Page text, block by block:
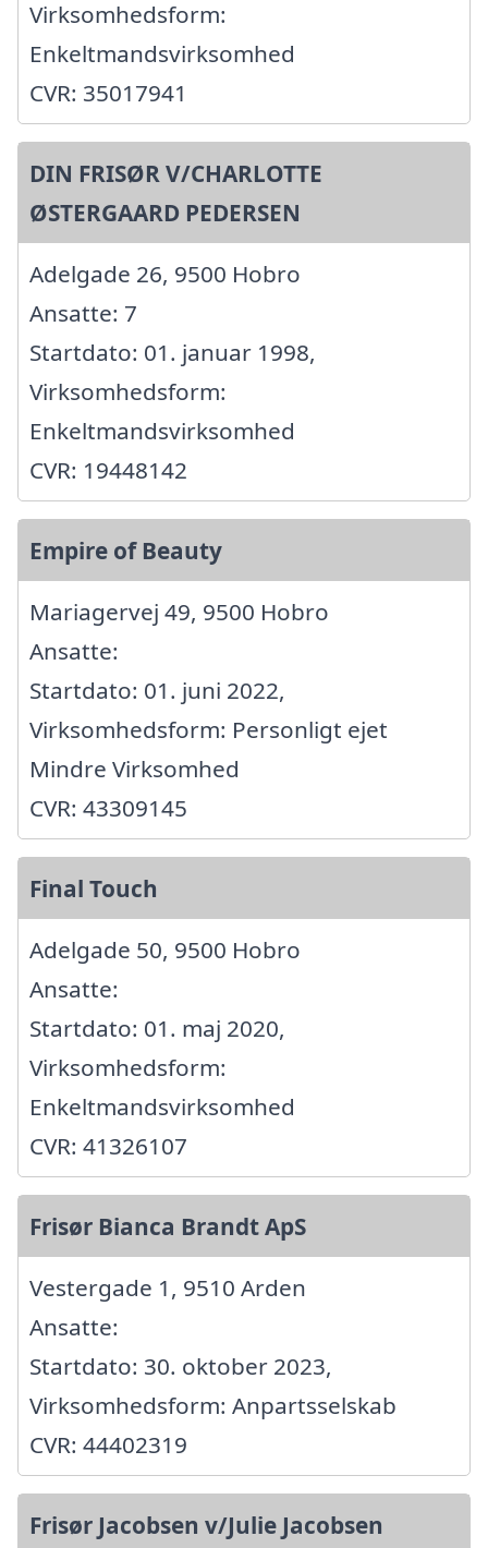
Virksomhedsform:
Enkeltmandsvirksomhed
CVR: 35017941
DIN FRISØR V/CHARLOTTE
ØSTERGAARD PEDERSEN
Adelgade 26, 9500 Hobro
Ansatte: 7
Startdato: 01. januar 1998,
Virksomhedsform:
Enkeltmandsvirksomhed
CVR: 19448142
Empire of Beauty
Mariagervej 49, 9500 Hobro
Ansatte:
Startdato: 01. juni 2022,
Virksomhedsform: Personligt ejet
Mindre Virksomhed
CVR: 43309145
Final Touch
Adelgade 50, 9500 Hobro
Ansatte:
Startdato: 01. maj 2020,
Virksomhedsform:
Enkeltmandsvirksomhed
CVR: 41326107
Frisør Bianca Brandt ApS
Vestergade 1, 9510 Arden
Ansatte:
Startdato: 30. oktober 2023,
Virksomhedsform: Anpartsselskab
CVR: 44402319
Frisør Jacobsen v/Julie Jacobsen